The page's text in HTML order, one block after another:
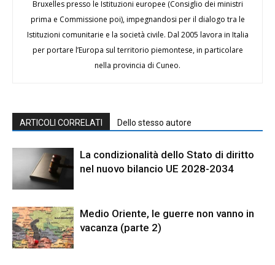
Bruxelles presso le Istituzioni europee (Consiglio dei ministri
prima e Commissione poi), impegnandosi per il dialogo tra le
Istituzioni comunitarie e la società civile. Dal 2005 lavora in Italia
per portare l’Europa sul territorio piemontese, in particolare
nella provincia di Cuneo.
ARTICOLI CORRELATI Dello stesso autore
La condizionalità dello Stato di diritto
nel nuovo bilancio UE 2028-2034
Medio Oriente, le guerre non vanno in
vacanza (parte 2)